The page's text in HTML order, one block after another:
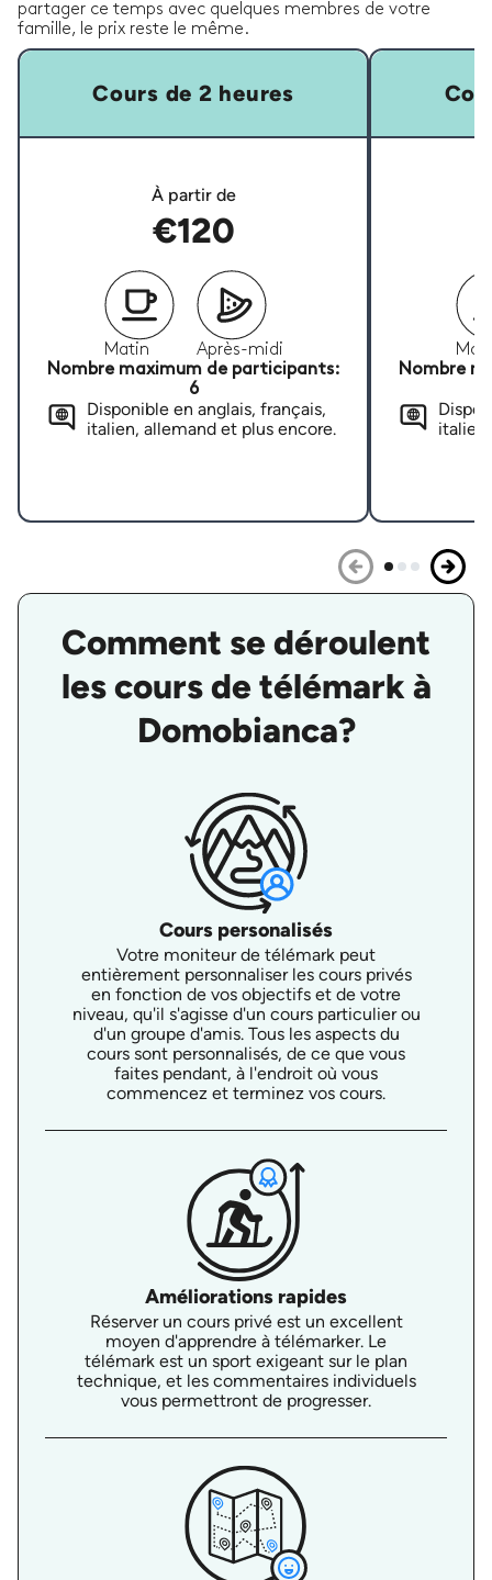
partager ce temps avec quelques membres de votre
famille, le prix reste le même.
Cours de 2 heures
À partir de
€120
Matin
Après-midi
Nombre maximum de participants:
6
Disponible en anglais, français,
italien, allemand et plus encore.
Nombre
Comment se déroulent
les cours de télémark à
Domobianca?
Cours personalisés
Votre moniteur de télémark peut
entièrement personnaliser les cours privés
en fonction de vos objectifs et de votre
niveau, qu'il s'agisse d'un cours particulier ou
d'un groupe d'amis. Tous les aspects du
cours sont personnalisés, de ce que vous
faites pendant, à l'endroit où vous
commencez et terminez vos cours.
Améliorations rapides
Réserver un cours privé est un excellent
moyen d'apprendre à télémarker. Le
télémark est un sport exigeant sur le plan
technique, et les commentaires individuels
vous permettront de progresser.